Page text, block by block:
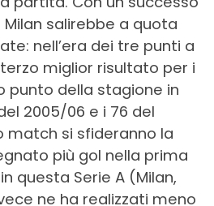
salirebbe a quota
nell’era dei tre punti a
miglior risultato per i
punto della stagione in
2005/06 e i 76 del
match si sfideranno la
più gol nella prima
questa Serie A (Milan,
ne ha realizzati meno